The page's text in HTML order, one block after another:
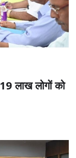
लाख लोगों को